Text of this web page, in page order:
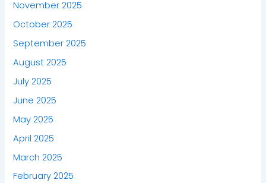
November 2025
October 2025
September 2025
August 2025
July 2025
June 2025
May 2025
April 2025
March 2025
February 2025